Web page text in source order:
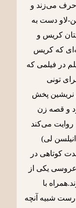
حرف می‌زند و
لاو دست به
کریس و
که کریس
در فیلمی که
تونی
پخش
و قصه زن
روایت می‌کند
لی)
کوتاهی در
یکی از
با
شبیه آنچه